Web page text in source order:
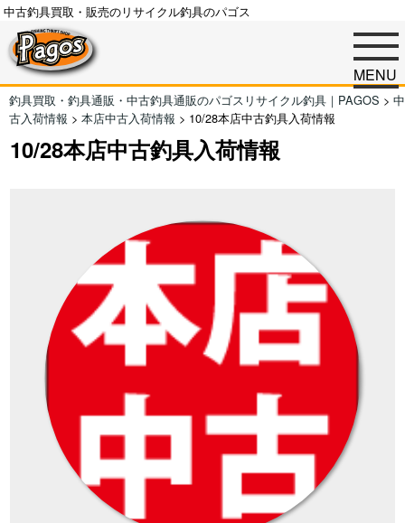
中古釣具買取・販売のリサイクル釣具のパゴス
MENU
釣具買取・釣具通販・中古釣具通販のパゴスリサイクル釣具｜PAGOS > 中
古入荷情報 > 本店中古入荷情報 > 10/28本店中古釣具入荷情報
10/28本店中古釣具入荷情報